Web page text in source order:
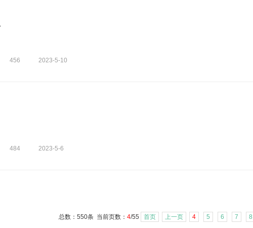
456 2023-5-10
484 2023-5-6
总数：550条 当前页数： 4/55 首页 上一页 4 5 6 7 8